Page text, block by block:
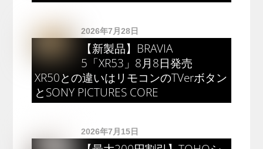
2026年7月28日
【新製品】BRAVIA
5「XR53」8月8日発売
XR50との違いはリモコンのTVerボタン
とSONY PICTURES CORE
2026年7月15日